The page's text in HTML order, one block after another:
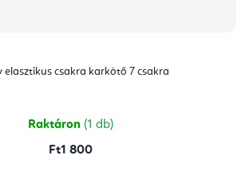
elasztikus csakra karkötő 7 csakra
Raktáron (1 db)
Ft1 800